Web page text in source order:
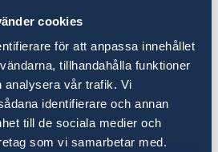
cookies
för att anpassa innehållet
tillhandahålla funktioner
analysera vår trafik. Vi
identifierare och annan
till de sociala medier och
som vi samarbetar med.
eller kontrollera
med
resan börjar
och visum